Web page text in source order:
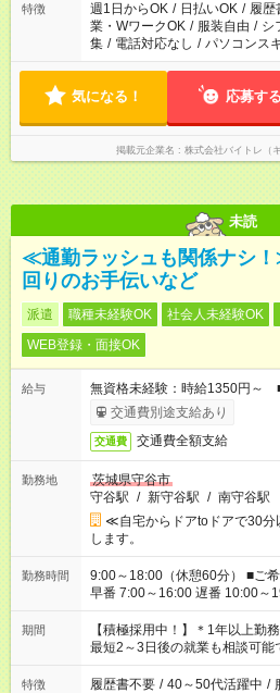
特徴 週1日からOK / 日払いOK / 履歴
業・WワークOK / 服装自由 / シ
集 / 電話対応なし / パソコンス
気になる！ 応募する
掲載元企業名 株式会社バイトレ（
未読
≪通勤ラッシュも関係ナシ
回りのお手伝いなど
派遣 職種未経験OK 社会人未経験OK
WEB登録・面接OK
給与
無資格未経験：時給1350円～
交通費別途支給あり
交通費 交通費全額支給
勤務地
茨城県守谷市
守谷駅 / 新守谷駅 / 南守谷駅
≪自宅からドアtoドアで30
します。
勤務時間
9:00～18:00（休憩60分） ■ご希望があれば下記シフトもOK！
早番 7:00～16:00 遅番 10:00～
と休みを合わせたい」 「余裕
「できれば残業はしたくない
ね。 ※Wワーク希望の方へ 今ご覧のお仕事で希望する勤務時間
と、もう1つのお仕事の勤務時
合は応募できません。
期間
【積極採用中！】＊1年以上勤
最短2～3日後の就業も相談可能
特徴 履歴書不要 / 40～50代活躍中 /